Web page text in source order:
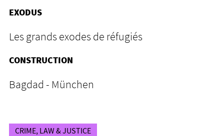
EXODUS
Les grands exodes de réfugiés
CONSTRUCTION
Bagdad - München
CRIME, LAW & JUSTICE